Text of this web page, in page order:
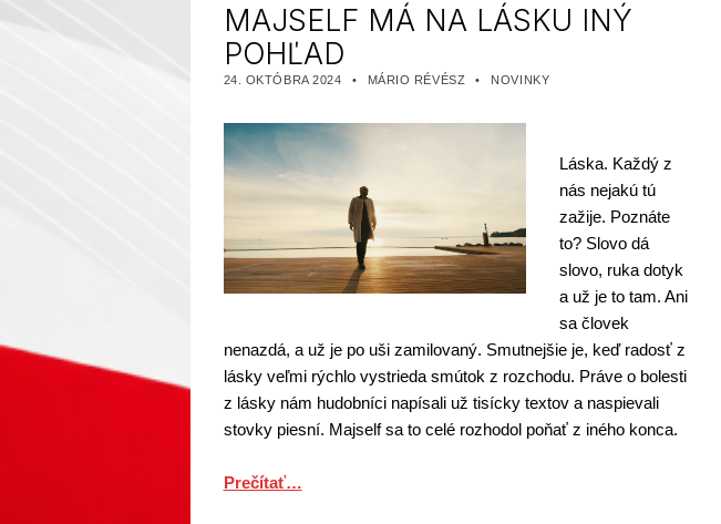
MAJSELF MÁ NA LÁSKU INÝ
POHĽAD
PUBLIKOVANÉ DŇA:
24. OKTÓBRA 2024
AUTOR:
MÁRIO RÉVÉSZ NOVINKY
Láska. Každý z
nás nejakú tú
zažije. Poznáte
to? Slovo dá
slovo, ruka dotyk
a už je to tam. Ani
sa človek
nenazdá, a už je po uši zamilovaný. Smutnejšie je, keď radosť z
lásky veľmi rýchlo vystrieda smútok z rozchodu. Práve o bolesti
z lásky nám hudobníci napísali už tisícky textov a naspievali
stovky piesní. Majself sa to celé rozhodol poňať z iného konca.
Prečítať…